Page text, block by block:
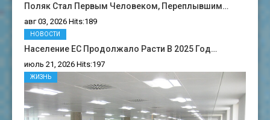
Поляк Стал Первым Человеком, Переплывшим…
авг 03, 2026 Hits:189
Население ЕС Продолжало Расти В 2025 Год…
июль 21, 2026 Hits:197
НОВОСТИ
ЖИЗНЬ